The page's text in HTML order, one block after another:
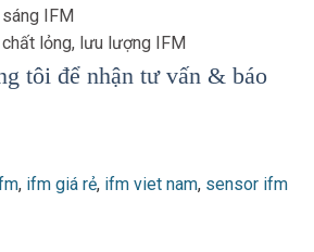
IFM
lỏng, lưu lượng IFM
tôi để nhận tư vấn & báo
, ifm giá rẻ, ifm viet nam, sensor ifm